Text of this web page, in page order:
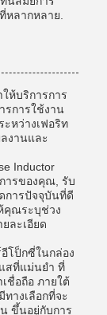
ลากหลาย.
ห้บริการการ
รการใช้งาน
หว่างเฟอริท
งานและ
Inductor
ารของคุณ, รับ
การปัจจุบันที่ดี
คุณระบุช่วง
ละเอียด
โป็กซี่ในกล่อง
สที่แม่นยํา ที่
ชื่อถือ ภายใต้
างเลือกที่จะ
ขึ้นอยู่กับการ